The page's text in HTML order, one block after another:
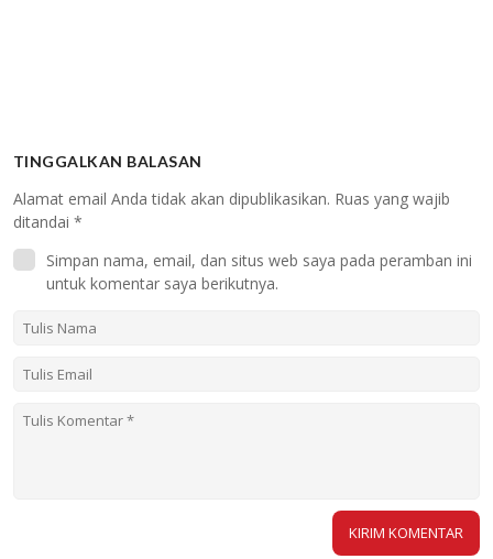
TINGGALKAN BALASAN
Alamat email Anda tidak akan dipublikasikan. Ruas yang wajib
ditandai *
Simpan nama, email, dan situs web saya pada peramban ini
untuk komentar saya berikutnya.